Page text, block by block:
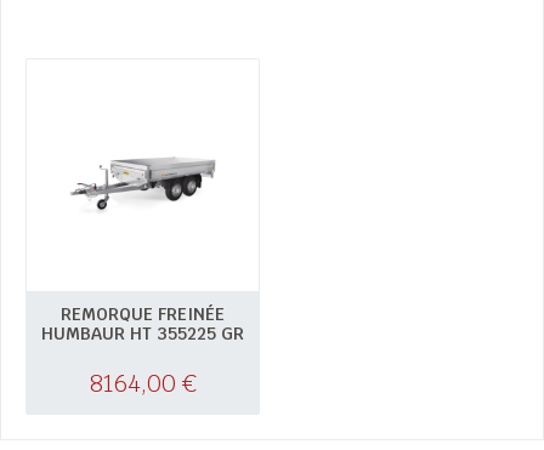
REMORQUE FREINÉE
HUMBAUR HT 355225 GR
8164,00 €